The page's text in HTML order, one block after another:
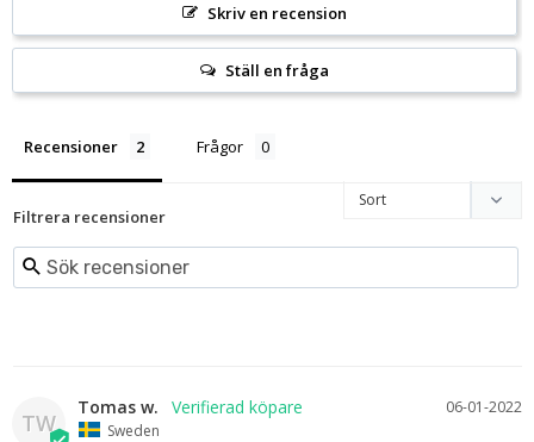
Skriv en recension
Ställ en fråga
Recensioner Frågor
Filtrera recensioner
TW
06-01-2022
Tomas w.
Sweden